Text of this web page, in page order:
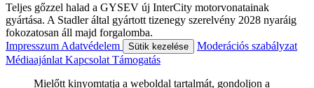
Teljes gőzzel halad a GYSEV új InterCity motorvonatainak
gyártása. A Stadler által gyártott tizenegy szerelvény 2028 nyaráig
fokozatosan áll majd forgalomba.
Impresszum Adatvédelem Sütik kezelése
Moderációs szabályzat
Médiaajánlat Kapcsolat Támogatás
Mielőtt kinyomtatja a weboldal tartalmát, gondoljon a